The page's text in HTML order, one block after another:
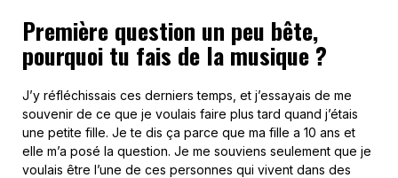
Première question un peu bête,
pourquoi tu fais de la musique ?
J’y réfléchissais ces derniers temps, et j’essayais de me
souvenir de ce que je voulais faire plus tard quand j’étais
une petite fille. Je te dis ça parce que ma fille a 10 ans et
elle m’a posé la question. Je me souviens seulement que je
voulais être l’une de ces personnes qui vivent dans des